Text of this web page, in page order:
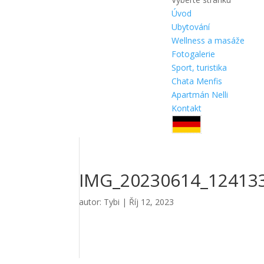
Úvod
Ubytování
Wellness a masáže
Fotogalerie
Sport, turistika
Chata Menfis
Apartmán Nelli
Kontakt
autor: Tybi | Říj 12, 2023